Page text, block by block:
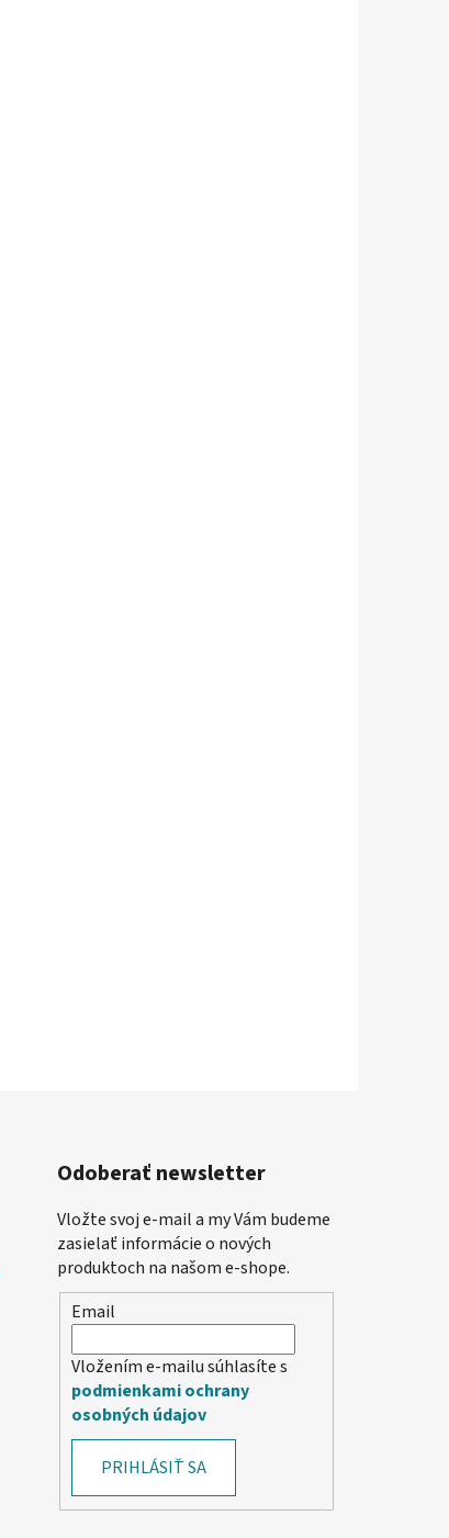
Odoberať newsletter
Vložte svoj e-mail a my Vám budeme
zasielať informácie o nových
produktoch na našom e-shope.
Email
Vložením e-mailu súhlasíte s
podmienkami ochrany
osobných údajov
PRIHLÁSIŤ SA